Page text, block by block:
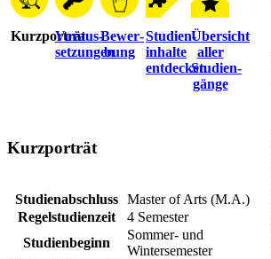
Kurzporträt
Voraus­
setzungen
Bewer­
bung
Studien­
inhalte
entdecken
Übersicht
aller
Studien­
gänge
Kurzporträ​t
​​​Studienabschlus​s​​​​ ​Master of Arts (M.A​.)
Regelstudienzeit
​4​ Semester
Studienbeginn
Sommer- und
Wintersemester